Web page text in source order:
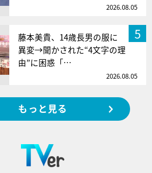
2026.08.05
5
藤本美貴、14歳長男の服に
異変→聞かされた“4文字の理
由”に困惑「…
2026.08.05
もっと見る